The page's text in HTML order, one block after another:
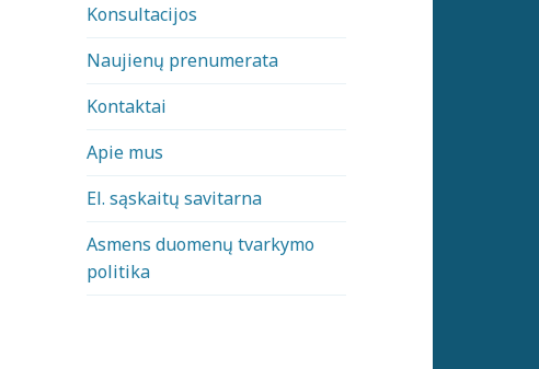
Konsultacijos
Naujienų prenumerata
Kontaktai
Apie mus
El. sąskaitų savitarna
Asmens duomenų tvarkymo
politika